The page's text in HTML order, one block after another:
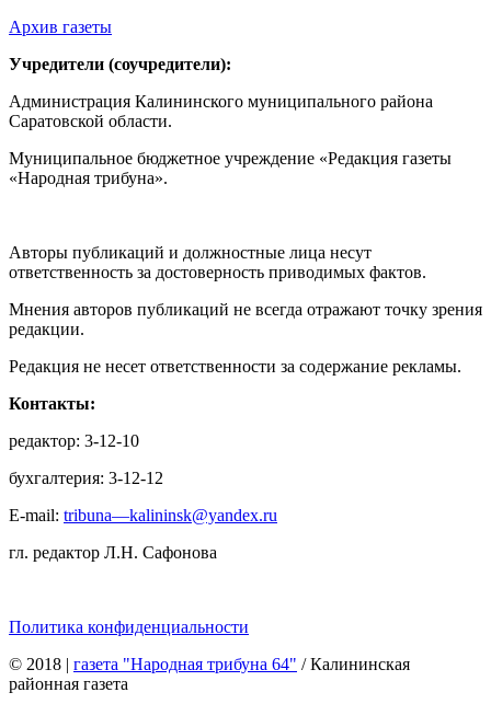
Архив газеты
Учредители (соучредители):
Администрация Калининского муниципального района
Саратовской области.
Муниципальное бюджетное учреждение «Редакция газеты
«Народная трибуна».
Авторы публикаций и должностные лица несут
ответственность за достоверность приводимых фактов.
Мнения авторов публикаций не всегда отражают точку зрения
редакции.
Редакция не несет ответственности за содержание рекламы.
Контакты:
редактор: 3-12-10
бухгалтерия: 3-12-12
E-mail: tribuna—kalininsk@yandex.ru
гл. редактор Л.Н. Сафонова
Политика конфиденциальности
© 2018 | газета "Народная трибуна 64" / Калининская
районная газета